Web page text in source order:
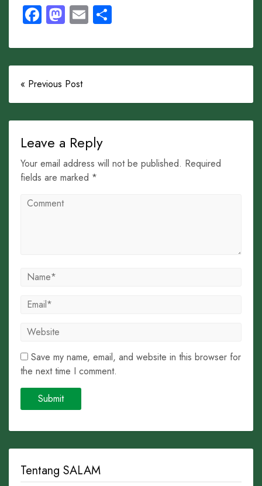
Facebook
Mastodon
Email
« Previous Post
Leave a Reply
Your email address will not be published. Required
fields are marked *
Save my name, email, and website in this browser for
the next time I comment.
Tentang SALAM